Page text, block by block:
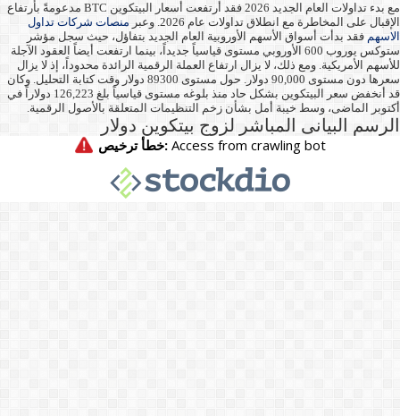
مع بدء تداولات العام الجديد 2026 فقد أرتفعت أسعار البيتكوين BTC مدعومةً بأرتفاع
الإقبال على المخاطرة مع انطلاق تداولات عام 2026. وعبر
منصات شركات تداول
الاسهم فقد بدأت أسواق الأسهم الأوروبية العام الجديد بتفاؤل، حيث سجل مؤشر
ستوكس يوروب 600 الأوروبي مستوى قياسياً جديداً، بينما ارتفعت أيضاً العقود الآجلة
للأسهم الأمريكية. ومع ذلك، لا يزال ارتفاع العملة الرقمية الرائدة محدوداً، إذ لا يزال
سعرها دون مستوى 90,000 دولار. حول مستوى 89300 دولار وقت كتابة التحليل. وكان
قد أنخفض سعر البيتكوين بشكل حاد منذ بلوغه مستوى قياسياً بلغ 126,223 دولاراً في
أكتوبر الماضى، وسط خيبة أمل بشأن زخم التنظيمات المتعلقة بالأصول الرقمية.
الرسم البيانى المباشر لزوج بيتكوين دولار